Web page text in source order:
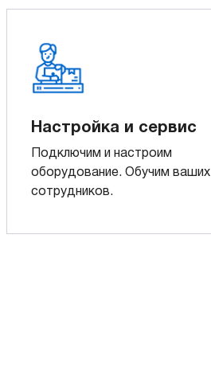
Настройка и сервис
Подключим и настроим
оборудование. Обучим ваших
сотрудников.